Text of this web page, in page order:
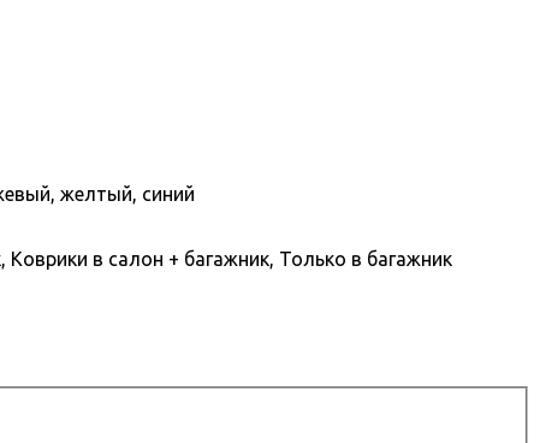
желтый, синий
в салон + багажник, Только в багажник